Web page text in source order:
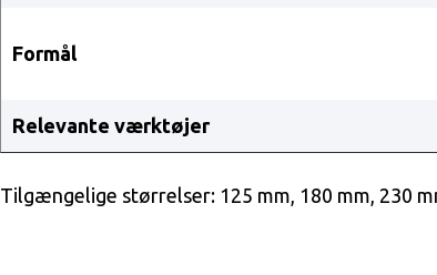
Formål
Relevante værktøjer
Tilgængelige størrelser: 125 mm, 180 mm, 230